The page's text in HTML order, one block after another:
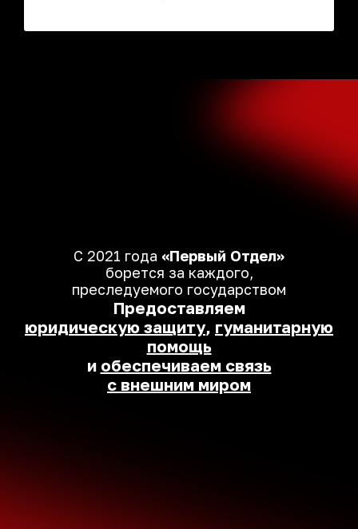
С 2021 года «Первый Отдел»
борется за каждого,
преследуемого государством
Предоставляем
юридическую защиту, гуманитарную
помощь
и обеспечиваем связь
с внешним миром